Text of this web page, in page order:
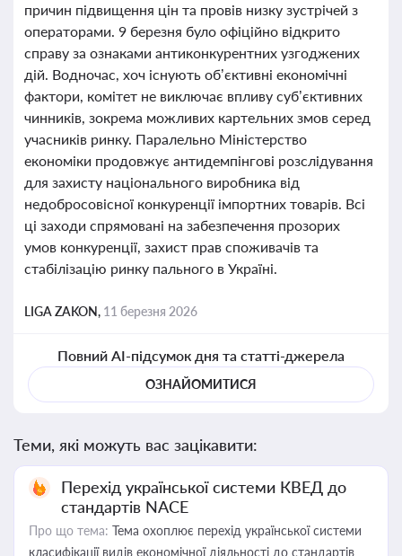
причин підвищення цін та провів низку зустрічей з
операторами. 9 березня було офіційно відкрито
справу за ознаками антиконкурентних узгоджених
дій. Водночас, хоч існують об’єктивні економічні
фактори, комітет не виключає впливу суб’єктивних
чинників, зокрема можливих картельних змов серед
учасників ринку. Паралельно Міністерство
економіки продовжує антидемпінгові розслідування
для захисту національного виробника від
недобросовісної конкуренції імпортних товарів. Всі
ці заходи спрямовані на забезпечення прозорих
умов конкуренції, захист прав споживачів та
стабілізацію ринку пального в Україні.
LIGA ZAKON, 11 березня 2026
Повний AI-підсумок дня та статті-джерела
ОЗНАЙОМИТИСЯ
Теми, які можуть вас зацікавити:
Перехід української системи КВЕД до
стандартів NACE
Про що тема: Тема охоплює перехід української системи
класифікації видів економічної діяльності до стандартів